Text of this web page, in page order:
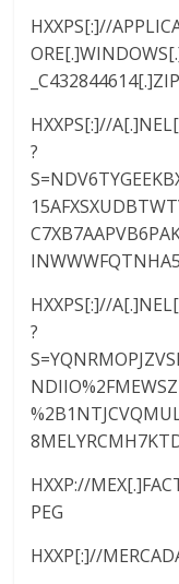
HXXPS[:]//
_C432844614[.]ZIP
HXXPS[:]//
?
HXXPS[:]//
?
HXXP://
PEG
HXXP[:]//